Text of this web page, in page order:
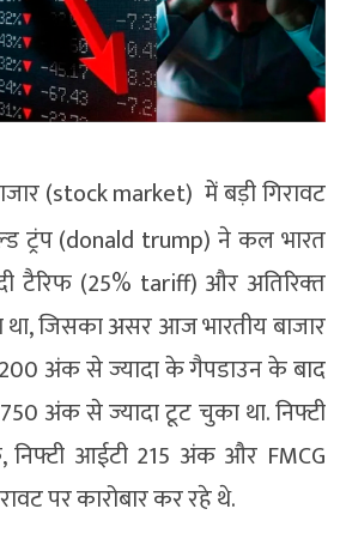
(stock market) में बड़ी गिरावट
ट्रंप (donald trump) ने कल भारत
टैरिफ (25% tariff) और अतिरिक्‍त
था, जिसका असर आज भारतीय बाजार
अंक से ज्‍यादा के गैपडाउन के बाद
अंक से ज्‍यादा टूट चुका था. न‍िफ्टी
आईटी 215 अंक और FMCG
पर कारोबार कर रहे थे.